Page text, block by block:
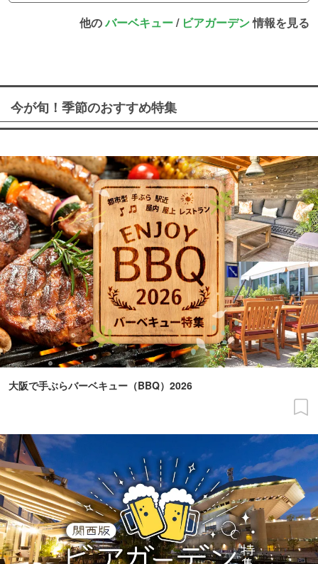
他のバーベキュー/ ビアガーデン情報を見る
今が旬！季節のおすすめ特集
大阪で手ぶらバーベキュー（BBQ）2026